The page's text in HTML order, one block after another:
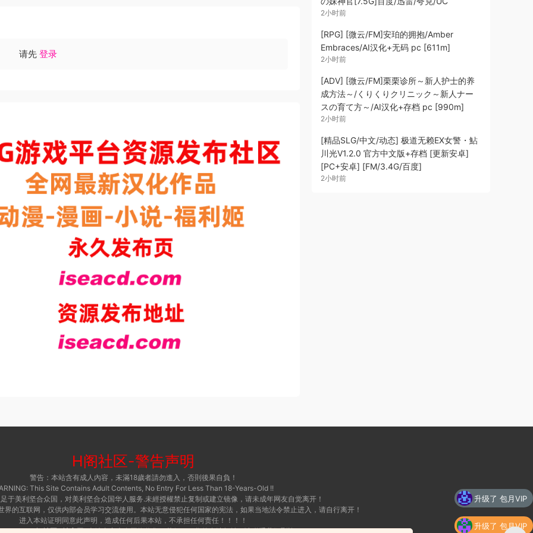
请先 登录
2小时前
[RPG] [微云/FM]安珀的拥抱/Amber
Embraces/AI汉化+无码 pc [611m]
2小时前
[ADV] [微云/FM]栗栗诊所～新人护士的养
成方法～/くりくりクリニック～新人ナー
スの育て方～/AI汉化+存档 pc [990m]
2小时前
[精品SLG/中文/动态] 极道无赖EX女警・鮎
川光V1.2.0 官方中文版+存档 [更新安卓]
[PC+安卓] [FM/3.4G/百度]
2小时前
H阁社区-警告声明
警告：本站含有成人內容，未滿18歲者請勿進入，否則後果自負！
This Site Contains Adult Contents, No Entry For Less Than 18-Years-Old !!
于美利坚合众国，对美利坚合众国华人服务.未經授權禁止复制或建立镜像，请未成年网友自觉离开！
界的互联网，仅供内部会员学习交流使用。本站无意侵犯任何国家的宪法，如果当地法令禁止进入，请自行离开！
进入本站证明同意此声明，造成任何后果本站，不承担任何责任！！！！
2015 ·H阁社区-i社官网本站内容来自网络收集，若侵犯了您的合法权益，请联系我们删除！
升级了 包月VIP
升级了 包月VIP